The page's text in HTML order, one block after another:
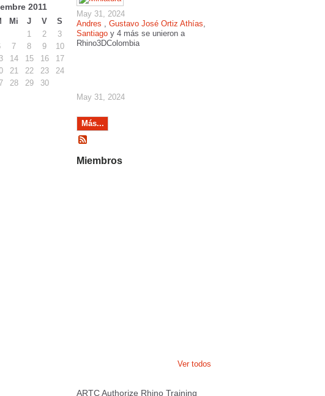
2011
Mi J V
S
1
2
3
7 8 9
10
14 15 16
17
21 22 23
24
28 29 30
May 31, 2024
Andres , Gustavo José Ortiz Athías,
Santiago y 4 más se unieron a
Rhino3DColombia
May 31, 2024
Más...
Miembros
Ver todos
ARTC Authorize Rhino Training